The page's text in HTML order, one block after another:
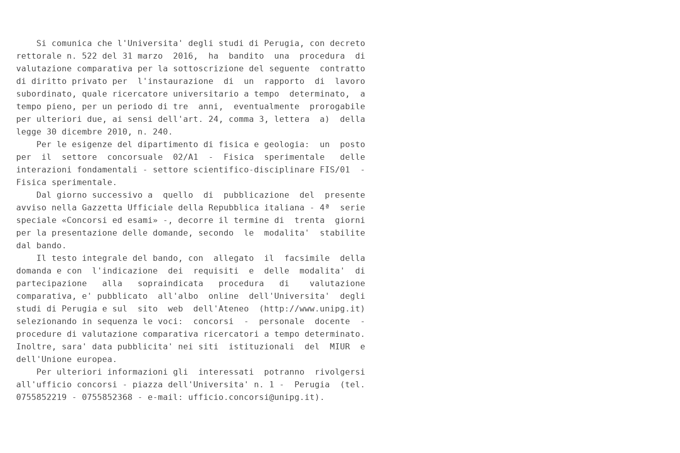
    Si comunica che l'Universita' degli studi di Perugia, con decreto
rettorale n. 522 del 31 marzo  2016,  ha  bandito  una  procedura  di
valutazione comparativa per la sottoscrizione del seguente  contratto
di diritto privato per  l'instaurazione  di  un  rapporto  di  lavoro
subordinato, quale ricercatore universitario a tempo  determinato,  a
tempo pieno, per un periodo di tre  anni,  eventualmente  prorogabile
per ulteriori due, ai sensi dell'art. 24, comma 3, lettera  a)  della
legge 30 dicembre 2010, n. 240.
    Per le esigenze del dipartimento di fisica e geologia:  un  posto
per  il  settore  concorsuale  02/A1  -  Fisica  sperimentale   delle
interazioni fondamentali - settore scientifico-disciplinare FIS/01  -
Fisica sperimentale.
    Dal giorno successivo a  quello  di  pubblicazione  del  presente
avviso nella Gazzetta Ufficiale della Repubblica italiana - 4ª  serie
speciale «Concorsi ed esami» -, decorre il termine di  trenta  giorni
per la presentazione delle domande, secondo  le  modalita'  stabilite
dal bando.
    Il testo integrale del bando, con  allegato  il  facsimile  della
domanda e con  l'indicazione  dei  requisiti  e  delle  modalita'  di
partecipazione   alla   sopraindicata   procedura   di    valutazione
comparativa, e' pubblicato  all'albo  online  dell'Universita'  degli
studi di Perugia e sul  sito  web  dell'Ateneo  (http://www.unipg.it)
selezionando in sequenza le voci:  concorsi  -  personale  docente  -
procedure di valutazione comparativa ricercatori a tempo determinato.
Inoltre, sara' data pubblicita' nei siti  istituzionali  del  MIUR  e
dell'Unione europea.
    Per ulteriori informazioni gli  interessati  potranno  rivolgersi
all'ufficio concorsi - piazza dell'Universita' n. 1 -  Perugia  (tel.
0755852219 - 0755852368 - e-mail: ufficio.concorsi@unipg.it).